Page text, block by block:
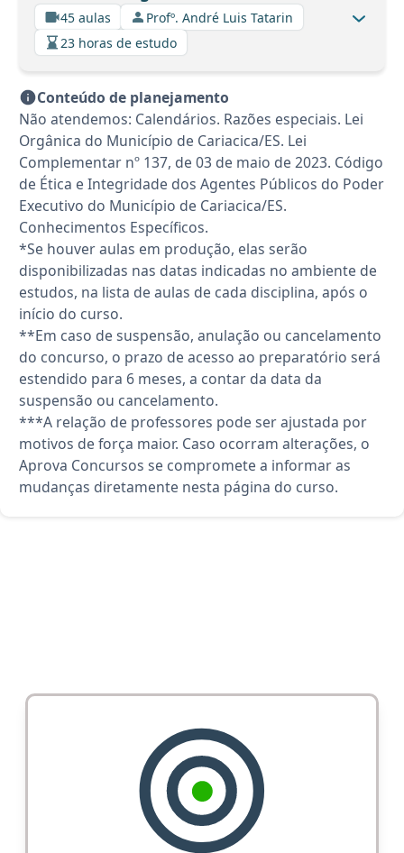
45 aulas
Profº. André Luis Tatarin
23 horas de estudo
Conteúdo de planejamento
Não atendemos: Calendários. Razões especiais. Lei
Orgânica do Município de Cariacica/ES. Lei
Complementar nº 137, de 03 de maio de 2023. Código
de Ética e Integridade dos Agentes Públicos do Poder
Executivo do Município de Cariacica/ES.
Conhecimentos Específicos.
*Se houver aulas em produção, elas serão
disponibilizadas nas datas indicadas no ambiente de
estudos, na lista de aulas de cada disciplina, após o
início do curso.
**Em caso de suspensão, anulação ou cancelamento
do concurso, o prazo de acesso ao preparatório será
estendido para 6 meses, a contar da data da
suspensão ou cancelamento.
***A relação de professores pode ser ajustada por
motivos de força maior. Caso ocorram alterações, o
Aprova Concursos se compromete a informar as
mudanças diretamente nesta página do curso.